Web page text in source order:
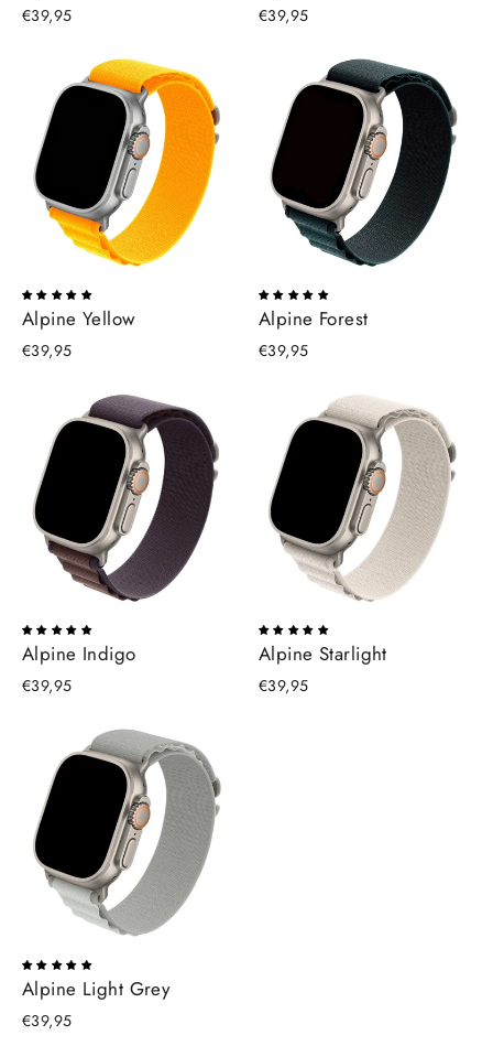
€39,95 €39,95
Alpine Yellow
€39,95
Alpine Forest
€39,95
Alpine Indigo
€39,95
Alpine Starlight
€39,95
Alpine Light Grey
€39,95